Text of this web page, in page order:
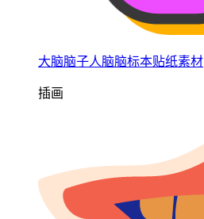
大脑脑子人脑脑标本贴纸素材
插画